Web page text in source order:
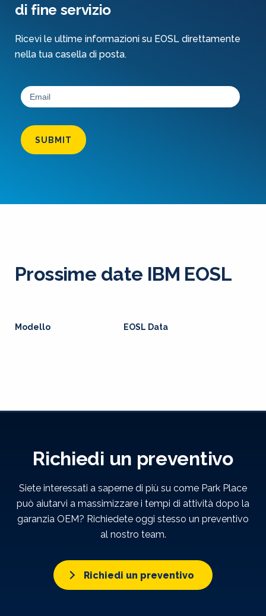
di fine servizio
Ricevi le ultime informazioni su EOSL direttamente
nella tua casella di posta.
SUBMIT
Prossime date IBM EOSL
Modello EOSL Data
Richiedi un preventivo
Siete interessati a saperne di più su come Park Place
può aiutarvi a massimizzare i tempi di attività dopo la
garanzia OEM? Richiedete oggi stesso un preventivo
al nostro team.
Richiedi un preventivo